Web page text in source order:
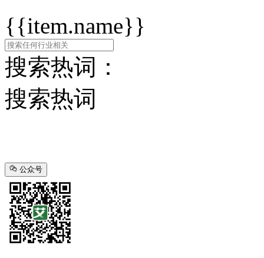
{{item.name}}
搜索热词：
搜索热词
公众号